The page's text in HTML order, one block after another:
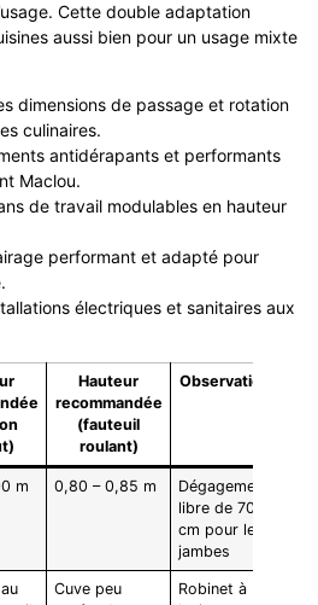
Cette double adaptation
aussi bien pour un usage mixte
dimensions de passage et rotation
culinaires.
antidérapants et performants
Maclou.
de travail modulables en hauteur
performant et adapté pour
électriques et sanitaires aux
Hauteur
recommandée
(fauteuil
roulant)
Observations
m 0,80 – 0,85 m
Dégagement
libre de 70
cm pour les
jambes
Cuve peu
Robinet à